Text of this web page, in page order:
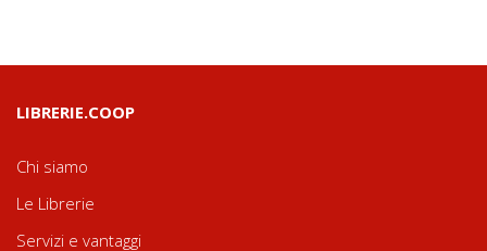
LIBRERIE.COOP
Chi siamo
Le Librerie
Servizi e vantaggi